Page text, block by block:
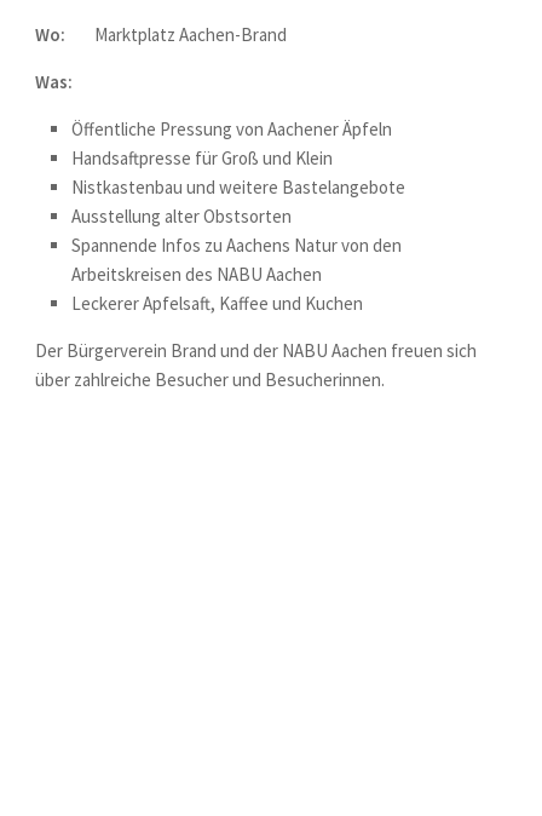
Wo: Marktplatz Aachen-Brand
Was:
Öffentliche Pressung von Aachener Äpfeln
Handsaftpresse für Groß und Klein
Nistkastenbau und weitere Bastelangebote
Ausstellung alter Obstsorten
Spannende Infos zu Aachens Natur von den
Arbeitskreisen des NABU Aachen
Leckerer Apfelsaft, Kaffee und Kuchen
Der Bürgerverein Brand und der NABU Aachen freuen sich
über zahlreiche Besucher und Besucherinnen.